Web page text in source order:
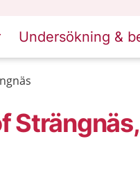
Undersökning &
Strängnäs,